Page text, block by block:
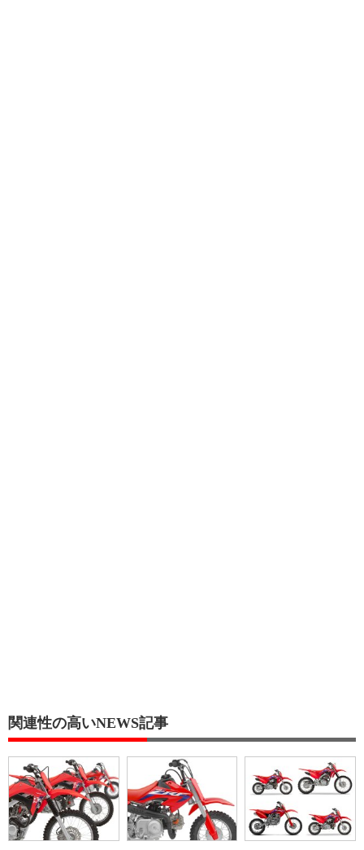
関連性の高いNEWS記事